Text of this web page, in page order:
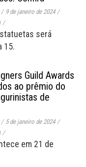
/ 9 de janeiro de 2024 /
/
será
15.
Guild Awards
ao prêmio do
de
/ 5 de janeiro de 2024 /
/
em 21 de